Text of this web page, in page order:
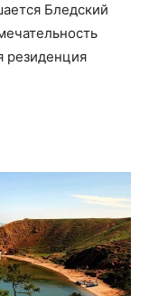
Бледский
резиденция